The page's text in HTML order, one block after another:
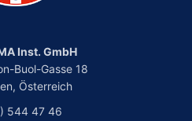
Inst. GmbH
Buol-Gasse 18
Österreich
544 47 46